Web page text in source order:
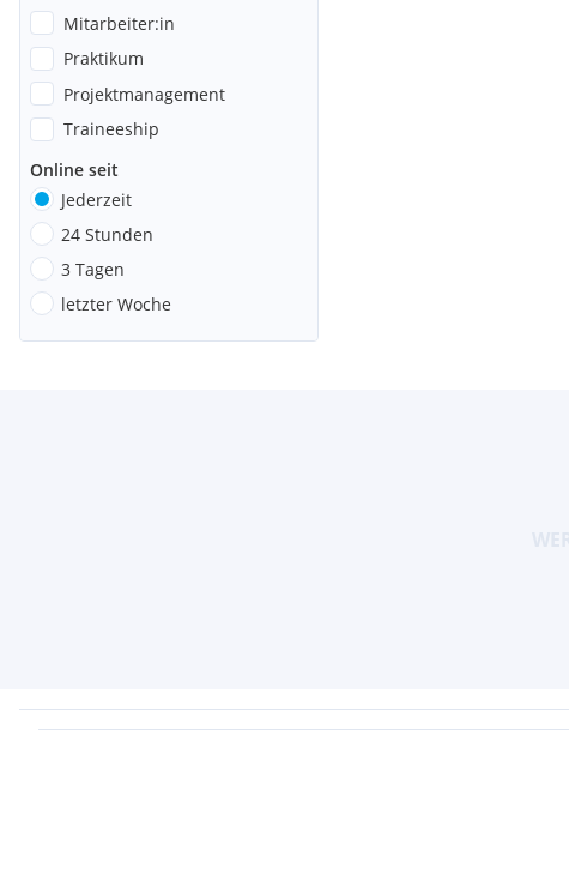
Mitarbeiter:in
Praktikum
Projektmanagement
Traineeship
Online seit
Jederzeit
24 Stunden
3 Tagen
letzter Woche